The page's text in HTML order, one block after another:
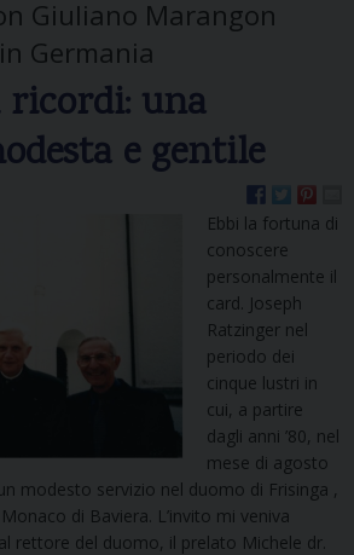
Giuliano Marangon
Germania
ricordi: una
e gentile
Ebbi la fortuna di
conoscere
personalmente il
card. Joseph
Ratzinger nel
periodo dei
cinque lustri in
cui, a partire
dagli anni ’80, nel
mese di agosto
modesto servizio nel duomo di Frisinga ,
di Baviera. L’invito mi veniva
rettore del duomo, il prelato Michele dr.